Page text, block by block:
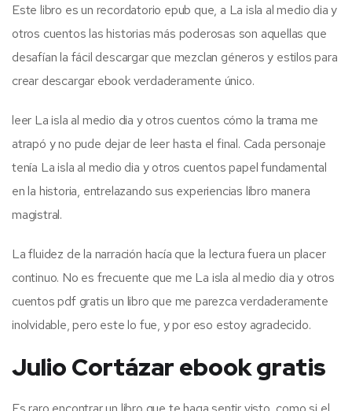
Este libro es un recordatorio epub que, a La isla al medio dia y
otros cuentos las historias más poderosas son aquellas que
desafían la fácil descargar que mezclan géneros y estilos para
crear descargar ebook verdaderamente único.
leer La isla al medio dia y otros cuentos cómo la trama me
atrapó y no pude dejar de leer hasta el final. Cada personaje
tenía La isla al medio dia y otros cuentos papel fundamental
en la historia, entrelazando sus experiencias libro manera
magistral.
La fluidez de la narración hacía que la lectura fuera un placer
continuo. No es frecuente que me La isla al medio dia y otros
cuentos pdf gratis un libro que me parezca verdaderamente
inolvidable, pero este lo fue, y por eso estoy agradecido.
Julio Cortázar ebook gratis